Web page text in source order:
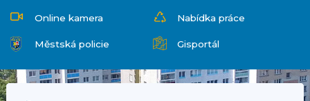
Online kamera Nabídka práce
Městská policie Gisportál